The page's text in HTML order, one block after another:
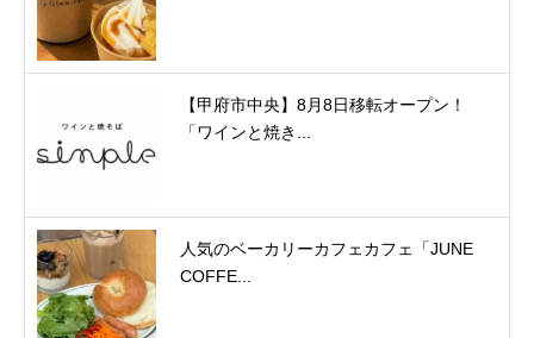
【甲府市中央】8月8日移転オープン！
「ワインと焼き...
人気のベーカリーカフェカフェ「JUNE
COFFE...